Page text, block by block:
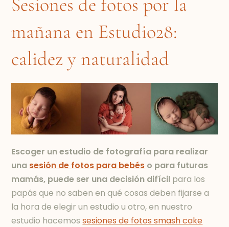
mañana en Estudio28:
calidez y naturalidad
Escoger un estudio de fotografía para realizar
una sesión de fotos para bebés o para futuras
mamás, puede ser una decisión difícil para los
papás que no saben en qué cosas deben fijarse a
la hora de elegir un estudio u otro, en nuestro
estudio hacemossesiones de fotos smash cake